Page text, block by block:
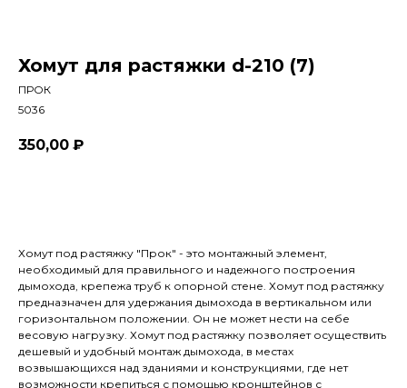
Хомут для растяжки d-210 (7)
ПРОК
5036
350,00 ₽
Хомут под растяжку "Прок" - это монтажный элемент,
необходимый для правильного и надежного построения
дымохода, крепежа труб к опорной стене. Хомут под растяжку
предназначен для удержания дымохода в вертикальном или
горизонтальном положении. Он не может нести на себе
весовую нагрузку. Хомут под растяжку позволяет осуществить
дешевый и удобный монтаж дымохода, в местах
возвышающихся над зданиями и конструкциями, где нет
возможности крепиться с помощью кронштейнов с